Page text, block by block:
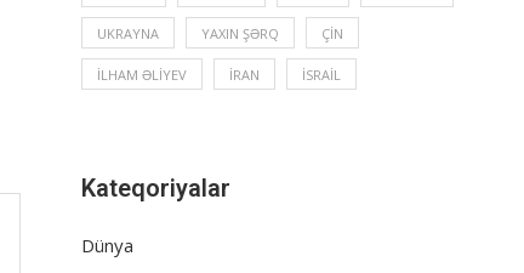
UKRAYNA YAXIN ŞƏRQ ÇIN
İLHAM ƏLIYEV İRAN İSRAIL
Kateqoriyalar
Dünya